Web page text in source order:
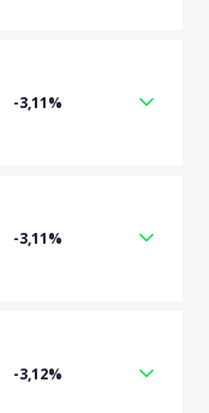
-3,11%
-3,11%
-3,12%